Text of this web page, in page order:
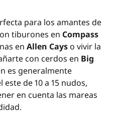
para los amantes de
tiburones en Compass
en Allen Cays o vivir la
con cerdos en Big
es generalmente
de 10 a 15 nudos,
en cuenta las mareas